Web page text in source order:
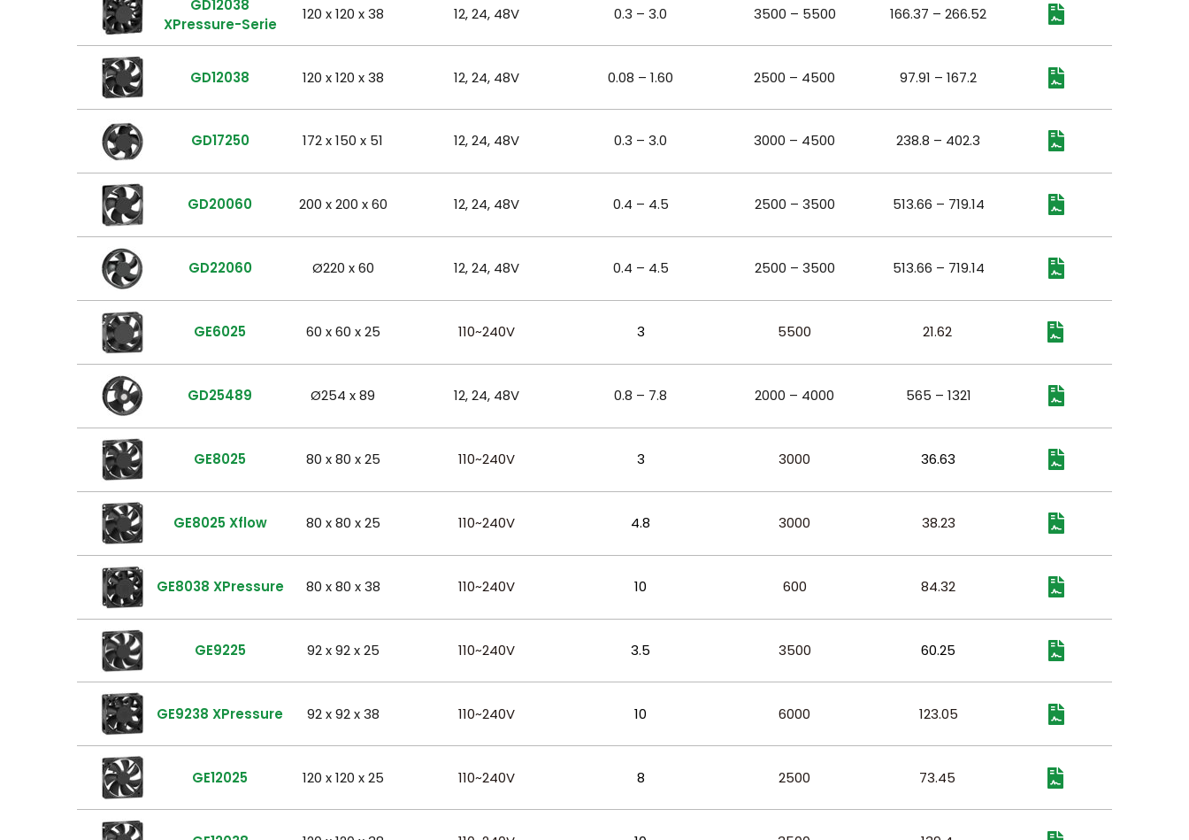
GD12038
XPressure-Serie
120 x 120 x 38 12, 24, 48V 0.3 – 3.0 3500 – 5500 166.37 – 266.52
GD12038 120 x 120 x 38 12, 24, 48V 0.08 – 1.60 2500 – 4500 97.91 – 167.2
GD17250 172 x 150 x 51 12, 24, 48V 0.3 – 3.0 3000 – 4500 238.8 – 402.3
GD20060 200 x 200 x 60 12, 24, 48V 0.4 – 4.5 2500 – 3500 513.66 – 719.14
GD22060 Ø220 x 60 12, 24, 48V 0.4 – 4.5 2500 – 3500 513.66 – 719.14
GE6025 60 x 60 x 25 110~240V 3 5500 21.62
GD25489 Ø254 x 89 12, 24, 48V 0.8 – 7.8 2000 – 4000 565 – 1321
GE8025 80 x 80 x 25 110~240V 3 3000 36.63
GE8025 Xflow 80 x 80 x 25 110~240V 4.8 3000 38.23
GE8038 XPressure 80 x 80 x 38 110~240V 10 600 84.32
GE9225 92 x 92 x 25 110~240V 3.5 3500 60.25
GE9238 XPressure 92 x 92 x 38 110~240V 10 6000 123.05
GE12025 120 x 120 x 25 110~240V 8 2500 73.45